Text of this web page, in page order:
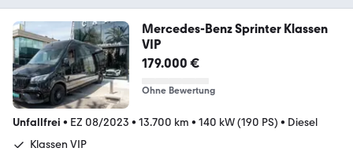
Mercedes-Benz Sprinter Klassen
VIP
179.000 €
Ohne Bewertung
Unfallfrei • EZ 08/2023 • 13.700 km • 140 kW (190 PS) • Diesel
Klassen VIP